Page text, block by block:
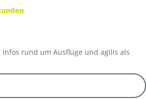
Infos rund um Ausflüge und agilis als